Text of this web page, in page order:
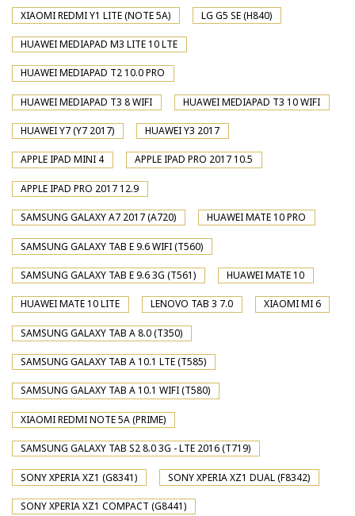
XIAOMI REDMI Y1 LITE (NOTE 5A) LG G5 SE (H840)
HUAWEI MEDIAPAD M3 LITE 10 LTE
HUAWEI MEDIAPAD T2 10.0 PRO
HUAWEI MEDIAPAD T3 8 WIFI HUAWEI MEDIAPAD T3 10 WIFI
HUAWEI Y7 (Y7 2017) HUAWEI Y3 2017
APPLE IPAD MINI 4 APPLE IPAD PRO 2017 10.5
APPLE IPAD PRO 2017 12.9
SAMSUNG GALAXY A7 2017 (A720) HUAWEI MATE 10 PRO
SAMSUNG GALAXY TAB E 9.6 WIFI (T560)
SAMSUNG GALAXY TAB E 9.6 3G (T561) HUAWEI MATE 10
HUAWEI MATE 10 LITE LENOVO TAB 3 7.0 XIAOMI MI 6
SAMSUNG GALAXY TAB A 8.0 (T350)
SAMSUNG GALAXY TAB A 10.1 LTE (T585)
SAMSUNG GALAXY TAB A 10.1 WIFI (T580)
XIAOMI REDMI NOTE 5A (PRIME)
SAMSUNG GALAXY TAB S2 8.0 3G - LTE 2016 (T719)
SONY XPERIA XZ1 (G8341) SONY XPERIA XZ1 DUAL (F8342)
SONY XPERIA XZ1 COMPACT (G8441)